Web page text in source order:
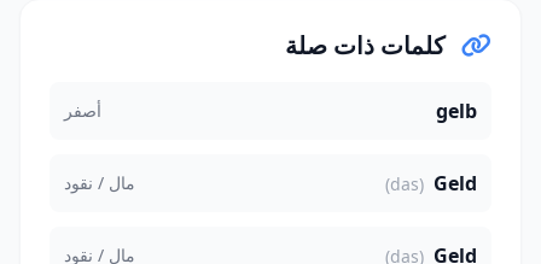
كلمات ذات صلة
gelb أصفر
Geld
(das) مال / نقود
Geld
(das) مال / نقود